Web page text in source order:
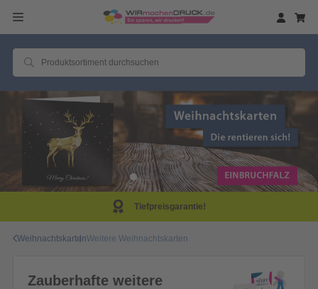
Tiefpreisgarantie!
WeihnachtskartenWeitere Weihnachtskarten
Zauberhafte weitere